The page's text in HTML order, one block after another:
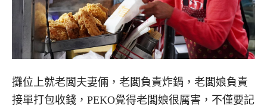
攤位上就老闆夫妻倆，老闆負責炸鍋，老闆娘負責
接單打包收錢，PEKO覺得老闆娘很厲害，不僅要記